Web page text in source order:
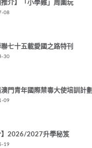
推介】「小學雞」周圍玩
08
七十五載愛國之路特刊
30
門青年國際禁毒大使培訓計劃
09
】2026/2027升學秘笈
19